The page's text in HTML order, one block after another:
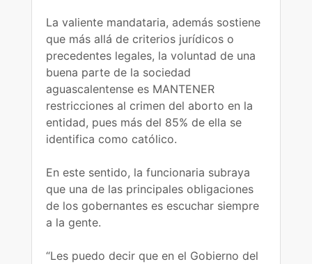
La valiente mandataria, además sostiene
que más allá de criterios jurídicos o
precedentes legales, la voluntad de una
buena parte de la sociedad
aguascalentense es MANTENER
restricciones al crimen del aborto en la
entidad, pues más del 85% de ella se
identifica como católico.
En este sentido, la funcionaria subraya
que una de las principales obligaciones
de los gobernantes es escuchar siempre
a la gente.
“Les puedo decir que en el Gobierno del